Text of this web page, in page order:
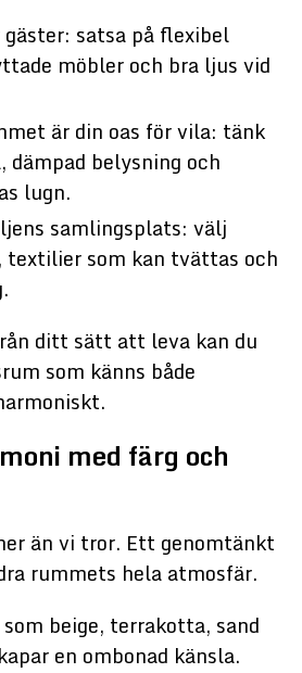
satsa på flexibel
möbler och bra ljus vid
är din oas för vila: tänk
dämpad belysning och
lugn.
samlingsplats: välj
som kan tvättas och
ditt sätt att leva kan du
som känns både
med färg och
än vi tror. Ett genomtänkt
rummets hela atmosfär.
beige, terrakotta, sand
en ombonad känsla.